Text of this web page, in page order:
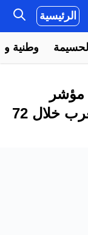
الرئيسية
الحسيمة
وطنية
مؤشر
احتمال اندلاع الحرائق في المغرب خلال 72